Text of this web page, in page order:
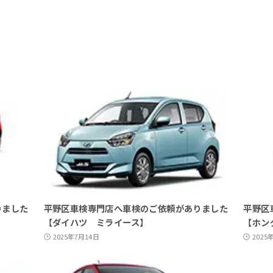
した
平野区車検専門店へ車検のご依頼がありました
【ダイハツ ミライース】
2025年7月14日
平野区
【ホ
2025